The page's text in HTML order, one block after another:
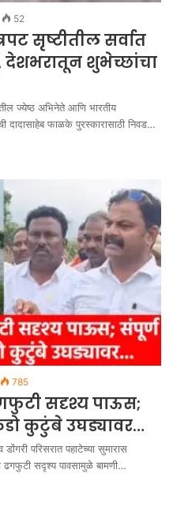
52
सृष्टीतील सर्वात
देशभरातून शुभेच्छांचा
ज्येष्ठ अभिनेते आणि भारतीय
दादासाहेब फाळके पुरस्कारासाठी निवड…
785
सदृश्य पाऊस;
कुटुंबे उघड्यावर…
परिसरात पहाटेच्या सुमारास
ढगफुटी सदृश्य पावसामुळे बामणी…